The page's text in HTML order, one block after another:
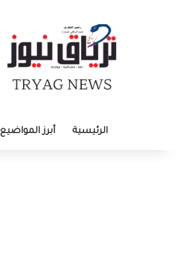
الرئيسية أبرز المواضيع